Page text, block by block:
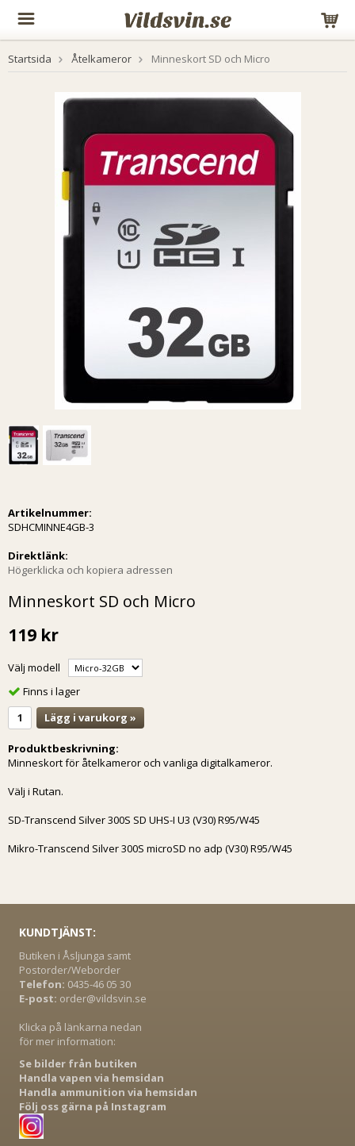
Startsida Åtelkameror Minneskort SD och Micro
Artikelnummer:
SDHCMINNE4GB-3
Direktlänk:
Högerklicka och kopiera adressen
Minneskort SD och Micro
119 kr
Välj modell
Finns i lager
Lägg i varukorg »
Produktbeskrivning:
Minneskort för åtelkameror och vanliga digitalkameror.
Välj i Rutan.
SD-Transcend Silver 300S SD UHS-I U3 (V30) R95/W45
Mikro-Transcend Silver 300S microSD no adp (V30) R95/W45
KUNDTJÄNST:
Butiken i Åsljunga samt
Postorder/Weborder
Telefon: 0435-46 05 30
E-post: order@vildsvin.se
Klicka på länkarna nedan
för mer information:
Se bilder från butiken
Handla vapen via hemsidan
Handla ammunition via hemsidan
Följ oss gärna på Instagram